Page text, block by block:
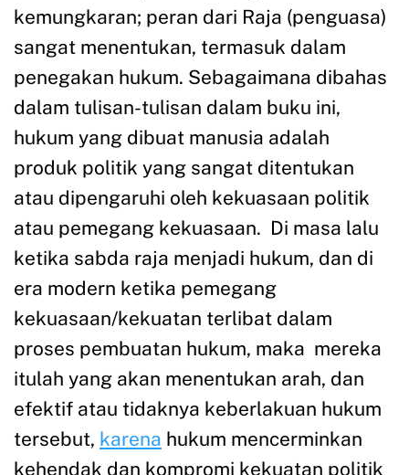
kemungkaran; peran dari Raja (penguasa)
sangat menentukan, termasuk dalam
penegakan hukum. Sebagaimana dibahas
dalam tulisan-tulisan dalam buku ini,
hukum yang dibuat manusia adalah
produk politik yang sangat ditentukan
atau dipengaruhi oleh kekuasaan politik
atau pemegang kekuasaan. Di masa lalu
ketika sabda raja menjadi hukum, dan di
era modern ketika pemegang
kekuasaan/kekuatan terlibat dalam
proses pembuatan hukum, maka mereka
itulah yang akan menentukan arah, dan
efektif atau tidaknya keberlakuan hukum
tersebut, karena hukum mencerminkan
kehendak dan kompromi kekuatan politik